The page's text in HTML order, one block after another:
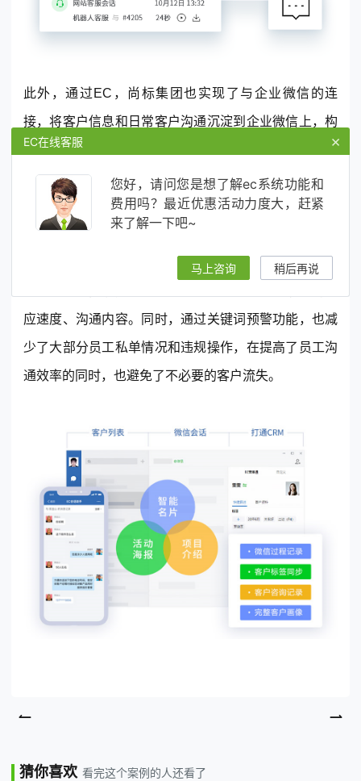
此外，通过EC，尚标集团也实现了与企业微信的连
接，将客户信息和日常客户沟通沉淀到企业微信上，构
建起专属的私域流量池，利用EC系统中丰富的营销素
材对客户进行分享，推动成交、复购的快速实现。而经
过打通企业微信会话存档后，销售和客户在企业微信沟
通的过程中，在侧边栏可以随时编辑客户的资料、标签
以及填写重要的跟进记录并实时同步到EC系统内，这
应速度、沟通内容。同时，通过关键词预警功能，也减
少了大部分员工私单情况和违规操作，在提高了员工沟
通效率的同时，也避免了不必要的客户流失。
猜你喜欢 看完这个案例的人还看了
EC在线客服
您好，请问您是想了解ec系统功能和
费用吗？最近优惠活动力度大，赶紧
来了解一下吧~
马上咨询 稍后再说
×